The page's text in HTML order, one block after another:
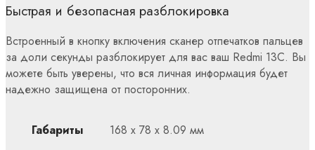
Быстрая и безопасная разблокировка
Встроенный в кнопку включения сканер отпечатков пальцев
за доли секунды разблокирует для вас ваш Redmi 13C. Вы
можете быть уверены, что вся личная информация будет
надежно защищена от посторонних.
Габариты 168 x 78 x 8.09 мм